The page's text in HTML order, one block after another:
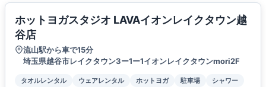
ホットヨガスタジオ LAVAイオンレイクタウン越
谷店
流山駅から車で15分
埼玉県越谷市レイクタウン3ー1ー1イオンレイクタウンmori2F
タオルレンタル ウェアレンタル ホットヨガ 駐車場
シャワー